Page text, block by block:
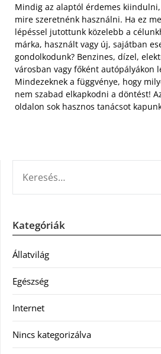
Mindig az alaptól érdemes
mire szeretnénk használni. Ha ez
lépéssel jutottunk közelebb a
márka, használt vagy új, sajátban
gondolkodunk? Benzines, dízel,
városban vagy főként autópályákon
Mindezeknek a függvénye, hogy
nem szabad elkapkodni a döntést!
oldalon sok hasznos tanácsot
Kategóriák
Állatvilág
Egészség
Internet
Nincs kategorizálva